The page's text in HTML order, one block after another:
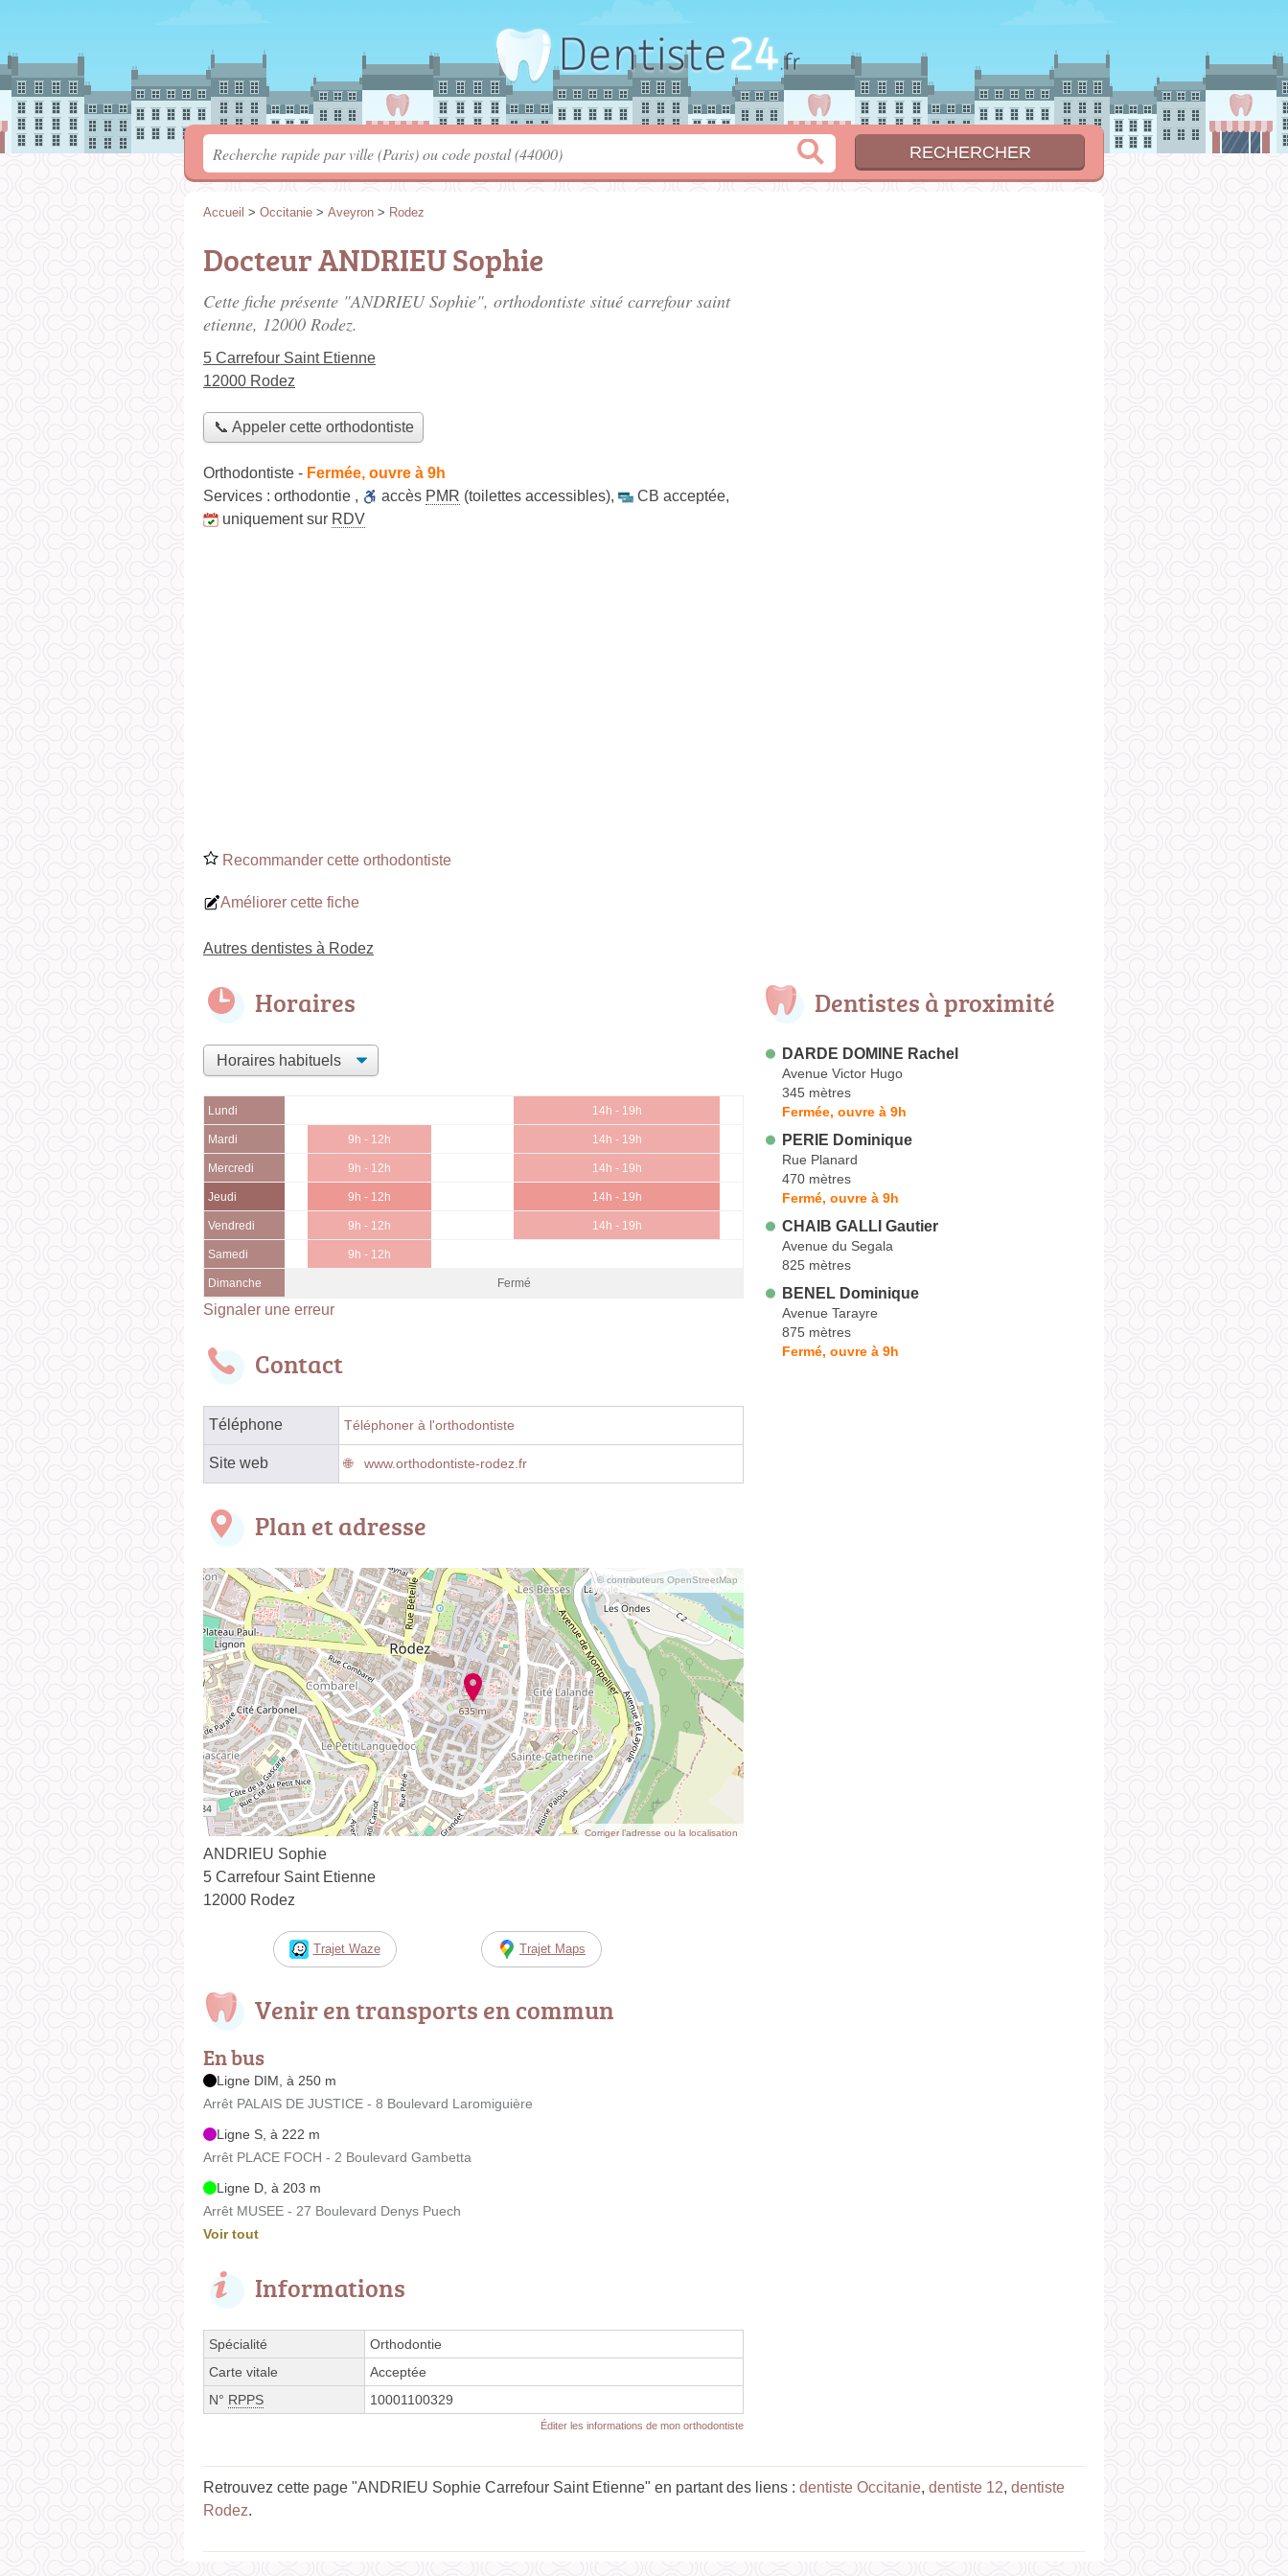
Accueil > Occitanie > Aveyron > Rodez
Docteur ANDRIEU Sophie
Cette fiche présente "ANDRIEU Sophie", orthodontiste situé carrefour saint
etienne, 12000 Rodez.
5 Carrefour Saint Etienne
12000 Rodez
📞 Appeler cette orthodontiste
Orthodontiste - Fermée, ouvre à 9h
Services : orthodontie , accès PMR (toilettes accessibles), CB acceptée,
uniquement sur RDV
Recommander cette orthodontiste
Améliorer cette fiche
Autres dentistes à Rodez
Horaires
Lundi 14h - 19h
Mardi 9h - 12h 14h - 19h
Mercredi 9h - 12h 14h - 19h
Jeudi 9h - 12h 14h - 19h
Vendredi 9h - 12h 14h - 19h
Samedi 9h - 12h
Dimanche Fermé
Signaler une erreur
Contact
Téléphone Téléphoner à l'orthodontiste
Site web www.orthodontiste-rodez.fr
Plan et adresse
© contributeurs OpenStreetMap
Corriger l’adresse ou la localisation
ANDRIEU Sophie
5 Carrefour Saint Etienne
12000 Rodez
Trajet Waze Trajet Maps
Venir en transports en commun
En bus
Ligne DIM, à 250 m
Arrêt PALAIS DE JUSTICE - 8 Boulevard Laromiguière
Ligne S, à 222 m
Arrêt PLACE FOCH - 2 Boulevard Gambetta
Ligne D, à 203 m
Arrêt MUSEE - 27 Boulevard Denys Puech
Voir tout
Informations
Spécialité
Orthodontie
Carte vitale
Acceptée
N° RPPS 10001100329
Éditer les informations de mon orthodontiste
Dentistes à proximité
DARDE DOMINE Rachel
Avenue Victor Hugo
345 mètres
Fermée, ouvre à 9h
PERIE Dominique
Rue Planard
470 mètres
Fermé, ouvre à 9h
CHAIB GALLI Gautier
Avenue du Segala
825 mètres
BENEL Dominique
Avenue Tarayre
875 mètres
Fermé, ouvre à 9h
Retrouvez cette page "ANDRIEU Sophie Carrefour Saint Etienne" en partant des liens : dentiste Occitanie, dentiste 12, dentiste
Rodez.